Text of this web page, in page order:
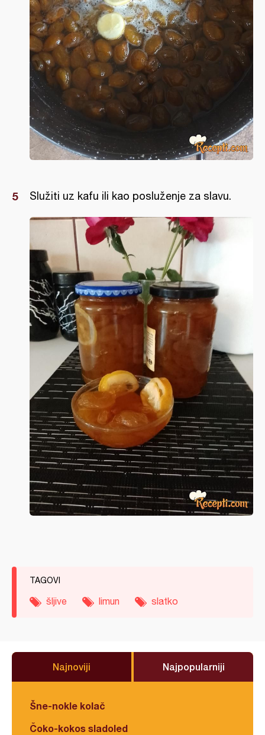
Služiti uz kafu ili kao posluženje za slavu.
TAGOVI
šljive limun slatko
Najnoviji Najpopularniji
Šne-nokle kolač
Čoko-kokos sladoled